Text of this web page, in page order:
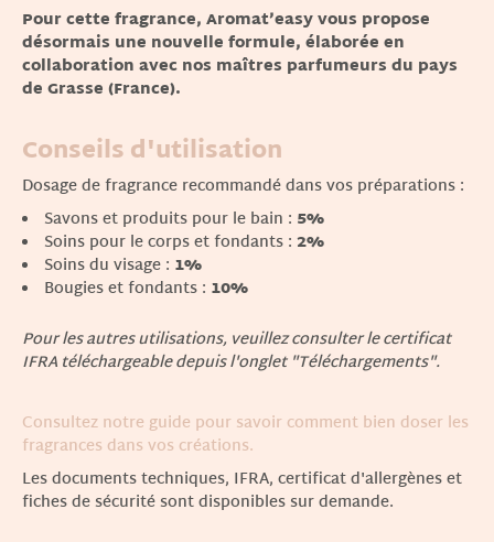
Pour cette fragrance, Aromat’easy vous propose
désormais une nouvelle formule, élaborée en
collaboration avec nos maîtres parfumeurs du pays
de Grasse (France).
Conseils d'utilisation
Dosage de fragrance recommandé dans vos préparations :
Savons et produits pour le bain : 5%
Soins pour le corps et fondants : 2%
Soins du visage : 1%
Bougies et fondants : 10%
Pour les autres utilisations, veuillez consulter le certificat
IFRA téléchargeable depuis l'onglet "Téléchargements".
Consultez notre guide pour savoir comment bien doser les
fragrances dans vos créations.
Les documents techniques, IFRA, certificat d'allergènes et
fiches de sécurité sont disponibles sur demande.